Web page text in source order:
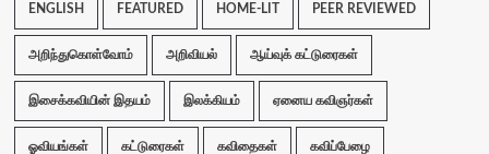
ENGLISH FEATURED HOME-LIT PEER REVIEWED
அறிந்துகொள்வோம் அறிவியல் ஆய்வுக் கட்டுரைகள்
இசைக்கவியின் இதயம் இலக்கியம் ஏனைய கவிஞர்கள்
ஓவியங்கள் கட்டுரைகள் கவிதைகள் கவிப்பேழை